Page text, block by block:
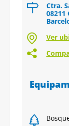
Ctra.
08211
Ver